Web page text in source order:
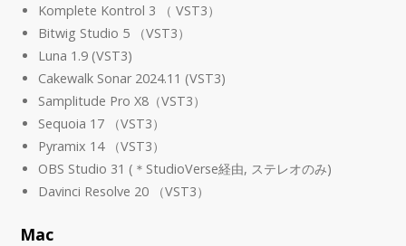
Komplete Kontrol 3 （ VST3）
Bitwig Studio 5 （VST3）
Luna 1.9 (VST3)
Cakewalk Sonar 2024.11 (VST3)
Samplitude Pro X8（VST3）
Sequoia 17 （VST3）
Pyramix 14 （VST3）
OBS Studio 31 (＊StudioVerse経由, ステレオのみ)
Davinci Resolve 20 （VST3）
Mac